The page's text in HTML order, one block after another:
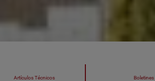
Artículos Técnicos Boletines